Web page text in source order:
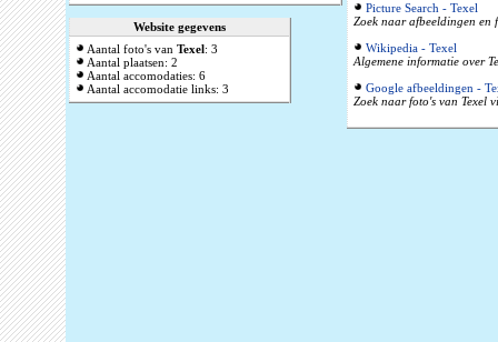
Website gegevens
Aantal foto's van Texel: 3
Aantal plaatsen: 2
Aantal accomodaties: 6
Aantal accomodatie links: 3
Picture Search - Texel
Zoek naar afbeeldingen en
Wikipedia - Texel
Algemene informatie over
Google afbeeldingen -
Zoek naar foto's van Texel